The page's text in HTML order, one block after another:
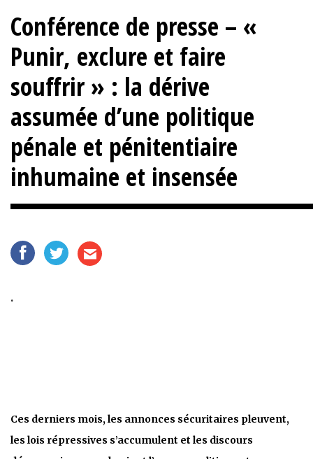
Conférence de presse – «
Punir, exclure et faire
souffrir » : la dérive
assumée d’une politique
pénale et pénitentiaire
inhumaine et insensée
.
Ces derniers mois, les annonces sécuritaires pleuvent,
les lois répressives s’accumulent et les discours